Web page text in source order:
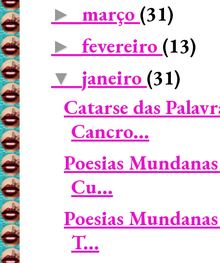
► março (31)
► fevereiro (13)
▼ janeiro (31)
Catarse das
Cancro...
Poesias
Cu...
Poesias
T...